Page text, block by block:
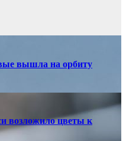
вышла на орбиту
возложило цветы к